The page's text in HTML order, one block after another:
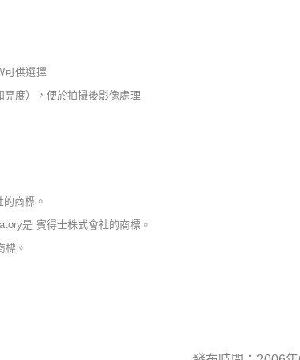
可供選擇
度），便於拍攝後影像處理
商標。
是 賓得士株式會社的商標。
標。